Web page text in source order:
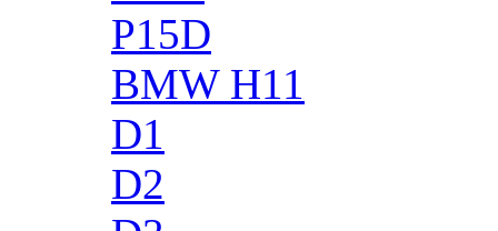
P15D
BMW H11
D1
D2